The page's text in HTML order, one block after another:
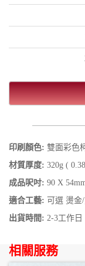
印刷顏色: 雙面彩色
材質厚度: 320g (
成品呎吋: 90 X
適合工藝: 可選 燙金
出貨時間: 2-3工作日
相關服務